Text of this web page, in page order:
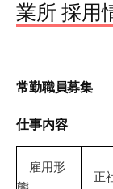
業所 採用
常勤職員募集
仕事内容
雇用形
正